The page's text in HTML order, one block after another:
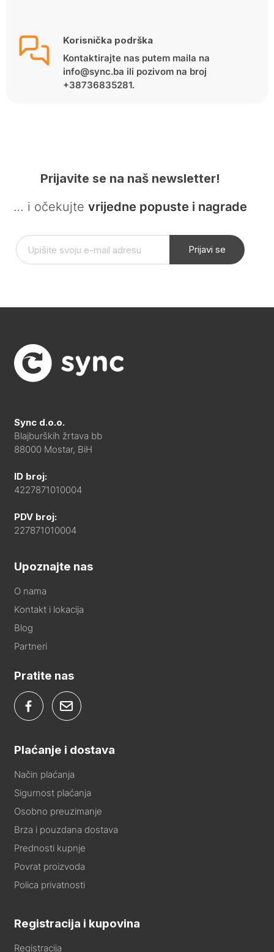
Korisnička podrška
Kontaktirajte nas putem maila na
info@sync.ba ili pozivom na broj
+38736835281.
Prijavite se na naš newsletter!
… i očekujte vrijedne popuste i nagrade
Prijavi se
Sync d.o.o.
Blajburških žrtava bb
88000 Mostar, BiH
ID broj:
4227871010004
PDV broj:
227871010004
Upoznajte nas
O nama
Kontakt i lokacija
Blog
Partneri
Pratite nas
Plaćanje i dostava
Način plaćanja
Sigurnost plaćanja
Osobno preuzimanje
Brza i pouzdana dostava
Prednosti kupnje
Povrat proizvoda
Polica privatnosti
Registracija i kupovina
Registracija